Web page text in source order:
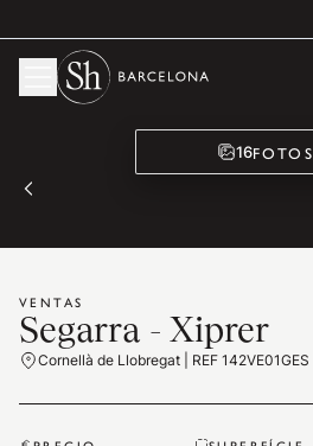
16FOTOS
VENTAS
Segarra - Xiprer
Cornellà de Llobregat | REF 142VE01GES